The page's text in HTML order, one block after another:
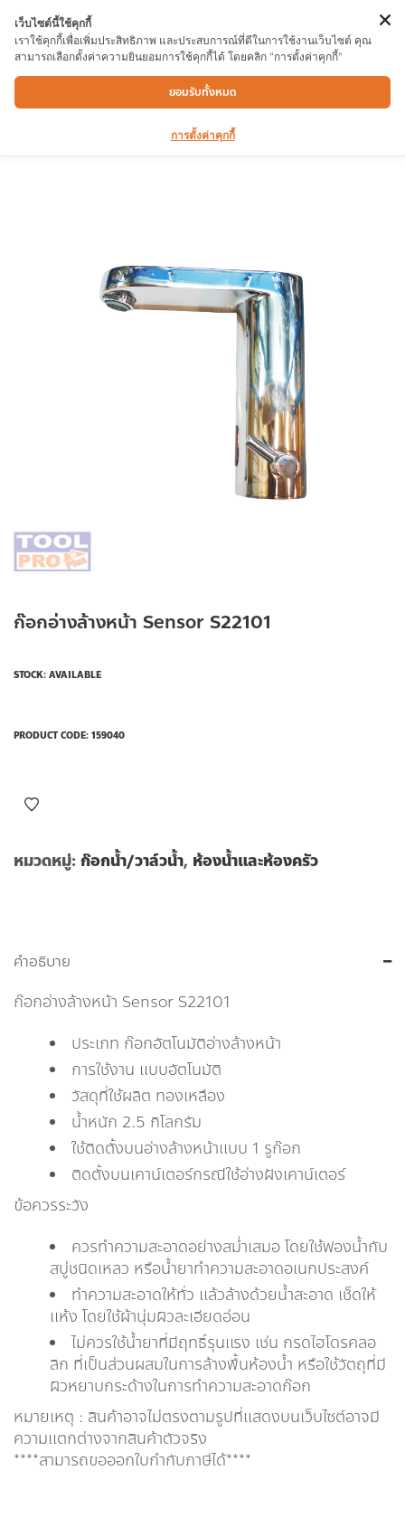
ก๊อกอ่างล้างหน้า Sensor S22101
ก๊อกอ่างล้างหน้า Sensor S22101
STOCK: AVAILABLE
PRODUCT CODE: 159040
หมวดหมู่: ก๊อกน้ำ/วาล์วน้ำ, ห้องน้ำและห้องครัว
คำอธิบาย
ก๊อกอ่างล้างหน้า Sensor S22101
ประเภท ก๊อกอัตโนมัติอ่างล้างหน้า
การใช้งาน แบบอัตโนมัติ
วัสดุที่ใช้ผลิต ทองเหลือง
น้ำหนัก 2.5 กิโลกรัม
ใช้ติดตั้งบนอ่างล้างหน้าแบบ 1 รูก๊อก
ติดตั้งบนเคาน์เตอร์กรณีใช้อ่างฝังเคาน์เตอร์
ข้อควรระวัง
ควรทำความสะอาดอย่างสม่ำเสมอ โดยใช้ฟองน้ำกับ
สบู่ชนิดเหลว หรือน้ำยาทำความสะอาดอเนกประสงค์
ทำความสะอาดให้ทั่ว เเล้วล้างด้วยน้ำสะอาด เช็ดให้
เเห้ง โดยใช้ผ้านุ่มผิวละเอียดอ่อน
ไม่ควรใช้น้ำยาที่มีฤทธิ์รุนเเรง เช่น กรดไฮโดรคลอ
ลิก ที่เป็นส่วนผสมในการล้างพื้นห้องน้ำ หรือใช้วัตถุที่มี
ผิวหยาบกระด้างในการทำความสะอาดก๊อก
หมายเหตุ : สินค้าอาจไม่ตรงตามรูปที่แสดงบนเว็บไซต์อาจมี
ความแตกต่างจากสินค้าตัวจริง
****สามารถขอออกใบกำกับภาษีได้****
เว็บไซต์นี้ใช้คุกกี้
เราใช้คุกกี้เพื่อเพิ่มประสิทธิภาพ และประสบการณ์ที่ดีในการใช้งานเว็บไซต์ คุณ
สามารถเลือกตั้งค่าความยินยอมการใช้คุกกี้ได้ โดยคลิก "การตั้งค่าคุกกี้"
ยอมรับทั้งหมด
การตั้งค่าคุกกี้